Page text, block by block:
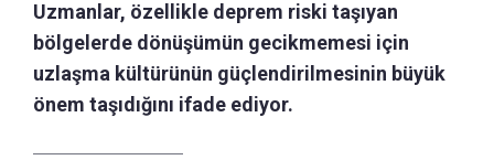
Uzmanlar, özellikle deprem riski taşıyan
bölgelerde dönüşümün gecikmemesi için
uzlaşma kültürünün güçlendirilmesinin büyük
önem taşıdığını ifade ediyor.